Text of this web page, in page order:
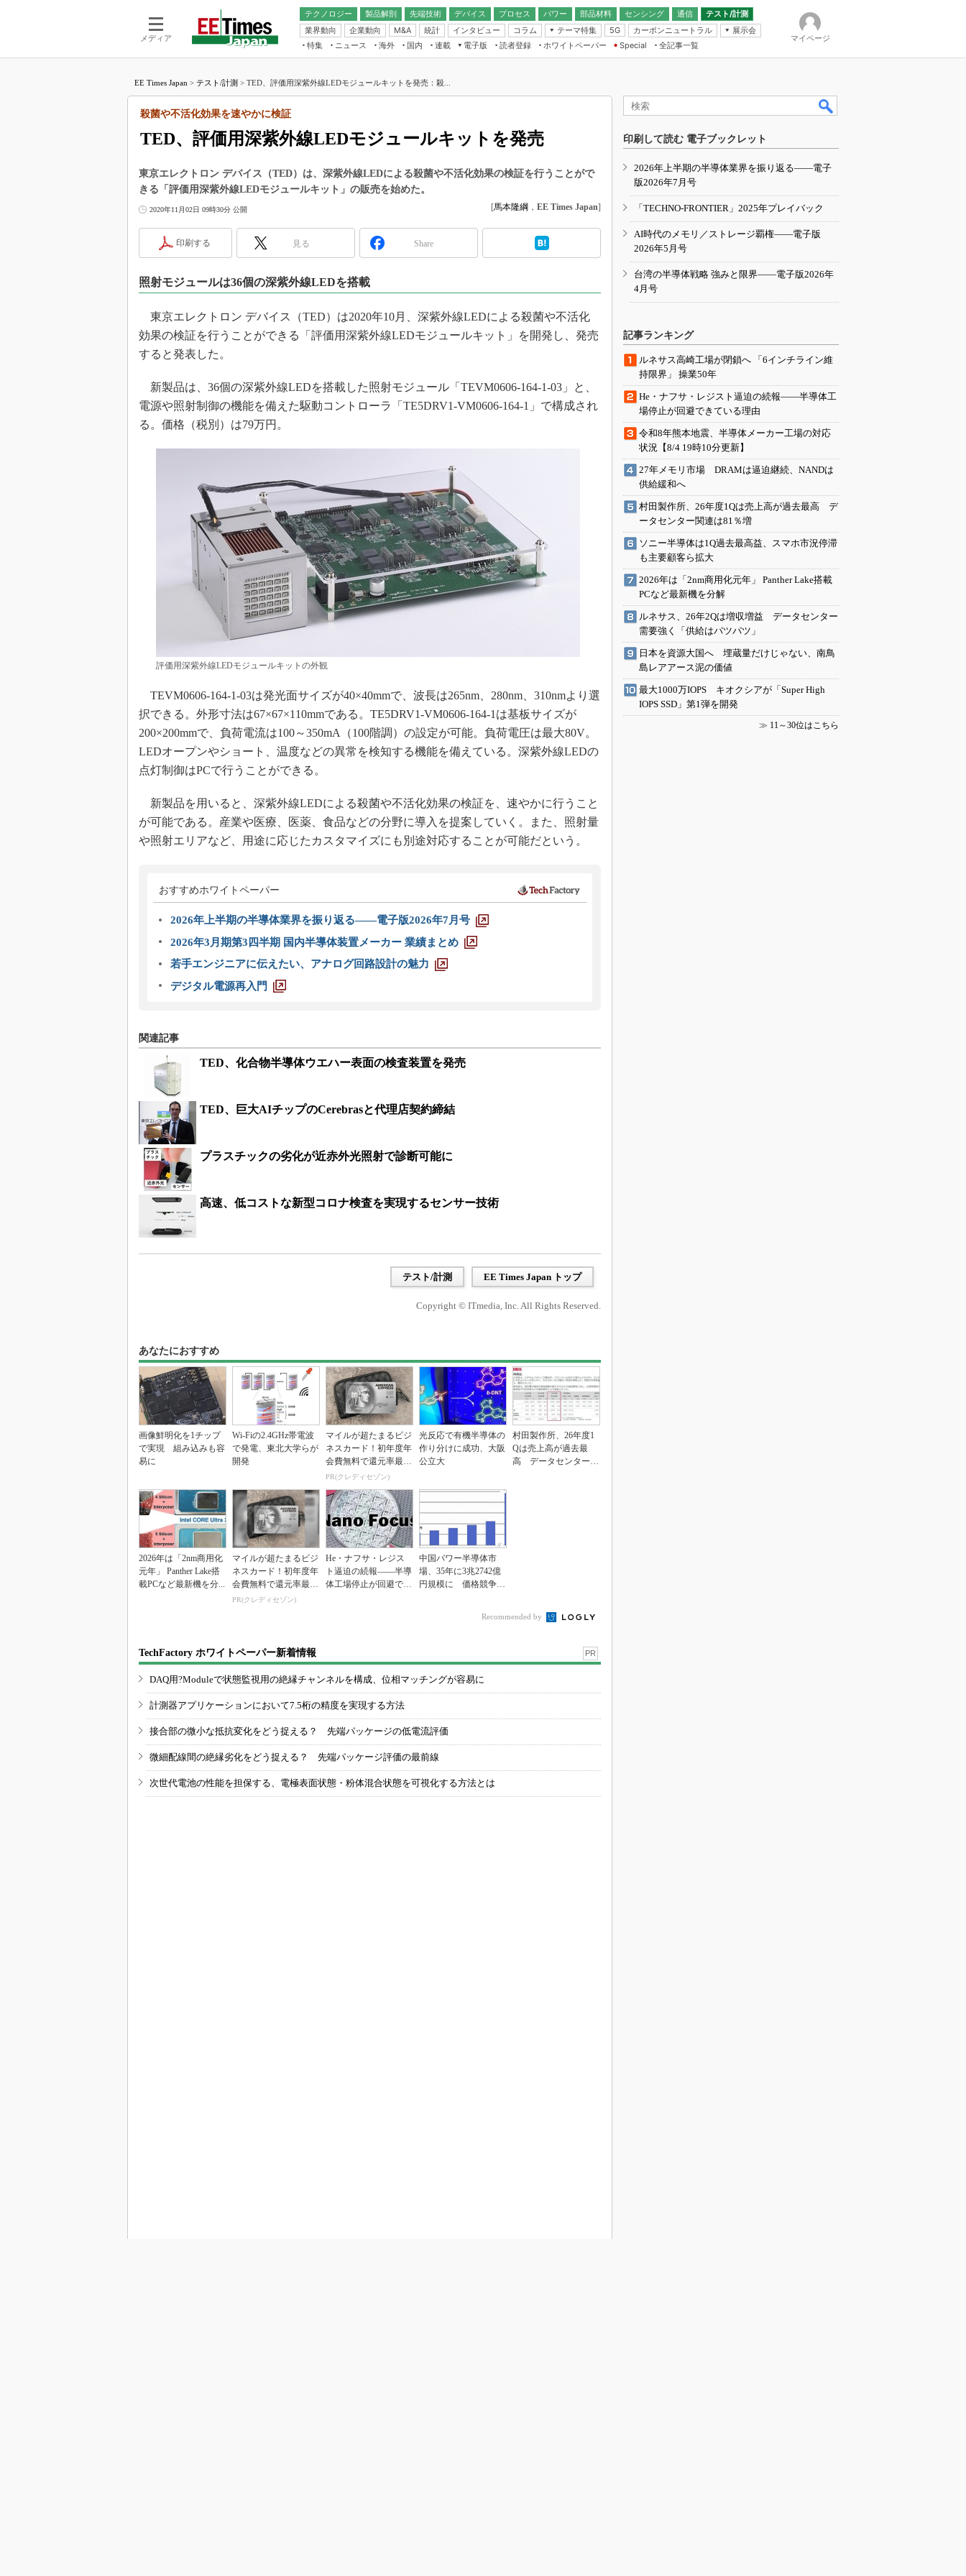
メディア
テクノロジー 製品解剖
先端技術
電池／エネルギー
デバイス
アナログ
マイコン
プロセス パワー 部品材料 センシング
通信
無線
テスト/計測
業界動向
企業動向 M&A 統計 インタビュー コラム
テーマ特集
フィジカルAI
読者調査（EE Times Research）
電源設計（EDN Japan）
エレクトロニクス入門（EDN
5G カーボンニュートラル
展示会
IoT・エッジコンピューティング
EXPO
TECHNO-FRONTIER
人とくるま展
特集 ニュース 海外 国内
連載
福田昭のデバイス通信
湯之上隆のナノフォーカス
大山聡の業界スコープ
リタイア直前エンジニアの社会人大
学漂流記
踊るバズワード ～Behind the
Buzzword
で起こること
イノベーションは日本を救うのか
JASA発IoT通信
「英語に愛されないエンジニア」の
電子版
電子ブックレット
読者登録 ホワイトペーパー
Special
全記事一覧
マイページ
EE Times Japan > テスト/計測 > TED、評価用深紫外線LEDモジュールキットを発売：殺...
TED、評価用深紫外線LEDモジュールキットを発売
殺菌や不活化効果を速やかに検証
東京エレクトロン デバイス（TED）は、深紫外線LEDによる殺菌や不活化効果の検証を行うことがで
きる「評価用深紫外線LEDモジュールキット」の販売を始めた。
2020年11月02日 09時30分 公開 [馬本隆綱 ， EE Times Japan]
印刷する 見る Share
照射モジュールは36個の深紫外線LEDを搭載
東京エレクトロン デバイス（TED）は2020年10月、深紫外線LEDによる殺菌や不活化
効果の検証を行うことができる「評価用深紫外線LEDモジュールキット」を開発し、発売
すると発表した。
新製品は、36個の深紫外線LEDを搭載した照射モジュール「TEVM0606-164-1-03」と、
電源や照射制御の機能を備えた駆動コントローラ「TE5DRV1-VM0606-164-1」で構成され
る。価格（税別）は79万円。
評価用深紫外線LEDモジュールキットの外観
TEVM0606-164-1-03は発光面サイズが40×40mmで、波長は265nm、280nm、310nmより選
択できる。外形寸法は67×67×110mmである。TE5DRV1-VM0606-164-1は基板サイズが
200×200mmで、負荷電流は100～350mA（100階調）の設定が可能。負荷電圧は最大80V。
LEDオープンやショート、温度などの異常を検知する機能を備えている。深紫外線LEDの
点灯制御はPCで行うことができる。
新製品を用いると、深紫外線LEDによる殺菌や不活化効果の検証を、速やかに行うこと
が可能である。産業や医療、医薬、食品などの分野に導入を提案していく。また、照射量
や照射エリアなど、用途に応じたカスタマイズにも別途対応することが可能だという。
おすすめホワイトペーパー
2026年上半期の半導体業界を振り返る――電子版2026年7月号
2026年3月期第3四半期 国内半導体装置メーカー 業績まとめ
若手エンジニアに伝えたい、アナログ回路設計の魅力
デジタル電源再入門
関連記事
TED、化合物半導体ウエハー表面の検査装置を発売
TED、巨大AIチップのCerebrasと代理店契約締結
プラスチックの劣化が近赤外光照射で診断可能に
高速、低コストな新型コロナ検査を実現するセンサー技術
テスト/計測 EE Times Japan トップ
Copyright © ITmedia, Inc. All Rights Reserved.
あなたにおすすめ
画像鮮明化を1チップ
で実現 組み込みも容
易に
Wi-Fiの2.4GHz帯電波
で発電、東北大学らが
開発
マイルが超たまるビジ
ネスカード！初年度年
会費無料で還元率最大
1.125%
PR(クレディセゾン)
光反応で有機半導体の
作り分けに成功、大阪
公立大
村田製作所、26年度1
Qは売上高が過去最
高 データセンター関
2026年は「2nm商用化
元年」 Panther Lake搭
載PCなど最新機を分...
マイルが超たまるビジ
ネスカード！初年度年
会費無料で還元率最大
1.125%
PR(クレディセゾン)
He・ナフサ・レジス
ト逼迫の続報――半導
体工場停止が回避でき
中国パワー半導体市
場、35年に3兆2742億
円規模に 価格競争さ
Recommended by
TechFactory ホワイトペーパー新着情報 PR
DAQ用?Moduleで状態監視用の絶縁チャンネルを構成、位相マッチングが容易に
計測器アプリケーションにおいて7.5桁の精度を実現する方法
接合部の微小な抵抗変化をどう捉える？ 先端パッケージの低電流評価
微細配線間の絶縁劣化をどう捉える？ 先端パッケージ評価の最前線
次世代電池の性能を担保する、電極表面状態・粉体混合状態を可視化する方法とは
印刷して読む 電子ブックレット
2026年上半期の半導体業界を振り返る――電子
版2026年7月号
「TECHNO-FRONTIER」2025年プレイバック
AI時代のメモリ／ストレージ覇権――電子版
2026年5月号
台湾の半導体戦略 強みと限界――電子版2026年
4月号
記事ランキング
ルネサス高崎工場が閉鎖へ 「6インチライン維
持限界」 操業50年
He・ナフサ・レジスト逼迫の続報――半導体工
場停止が回避できている理由
令和8年熊本地震、半導体メーカー工場の対応
状況【8/4 19時10分更新】
27年メモリ市場 DRAMは逼迫継続、NANDは
供給緩和へ
村田製作所、26年度1Qは売上高が過去最高 デ
ータセンター関連は81％増
ソニー半導体は1Q過去最高益、スマホ市況停滞
も主要顧客ら拡大
2026年は「2nm商用化元年」 Panther Lake搭載
PCなど最新機を分解
ルネサス、26年2Qは増収増益 データセンター
需要強く「供給はパツパツ」
日本を資源大国へ 埋蔵量だけじゃない、南鳥
島レアアース泥の価値
最大1000万IOPS キオクシアが「Super High
IOPS SSD」第1弾を開発
≫ 11～30位はこちら